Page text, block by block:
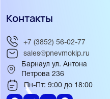
Контакты
+7 (3852) 56-02-77
sales@pnevmokip.ru
Барнаул ул. Антона
Петрова 236
Пн-Пт: 9:00 до 18:00